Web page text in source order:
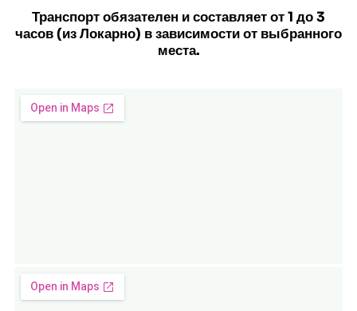
Транспорт обязателен и составляет от 1 до 3
часов (из Локарно) в зависимости от выбранного
места.